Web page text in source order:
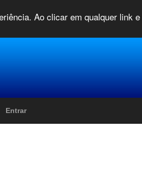
Ao clicar em qualquer link
Entrar